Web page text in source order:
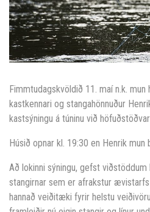
Fimmtudagskvöldið 11. maí n.k.
kastkennari og stangahönnuður
kastsýningu á túninu við
Húsið opnar kl. 19:30 en Henrik mun
Að lokinni sýningu, gefst
stangirnar sem er afrakstur
hannað veiðitæki fyrir helstu